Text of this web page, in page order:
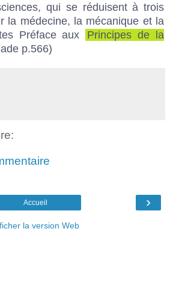
qui se réduisent à trois
la médecine, la mécanique et la
Préface aux
Principes de la
p.566)
›
Accueil
la version Web